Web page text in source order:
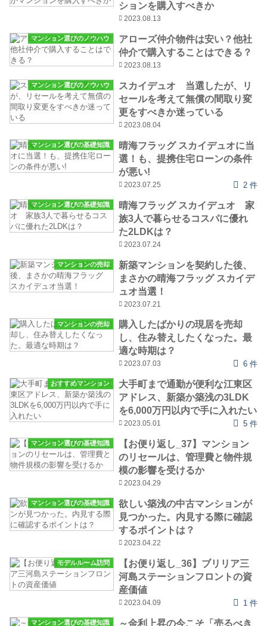
ションを購入すべきか
2023.08.13
マンション選びのノウハウ
アローズ仲介物件は安い？他社
仲介で購入することはできる？
2023.08.13
マンション選びのノウハウ
スカイデュオ 当選したが、リ
セールを考えて無償の間取り変
更をすべきか迷っている
2023.08.04
マンション選びの基礎知識
晴海フラッグ スカイデュオに当
選！も、提携住宅ローンの条件
が悪い!
2023.07.25 2 件
マンション選びの基礎知識
晴海フラッグ スカイデュオ 家
族3人で暮らせるコスパに優れ
た2LDKは？
2023.07.24
マンションの売却
新築マンションを契約した後、
まさかの晴海フラッグ スカイデ
ュオ当選！
2023.07.21
マンションの売却
購入したばかりの現居を売却
し、住み替えしたくなった。最
適な時期は？
2023.07.03 6 件
おすすめマンション
大手町まで通勤が便利な江東区
アドレス、新築か築浅の3LDK
を6,000万円以内で手に入れたい
2023.05.01 5 件
マンション選びの基礎知識
【お便り返し_37】マンション
のリセールは、管理費と物件規
模の影響を受けるか
2023.04.29
マンション選びの基礎知識
欲しい築浅の中古マンションが
見つかった。内見する際に確認
するポイントは？
2023.04.22
モデルルーム訪問
【お便り返し_36】ブリリア三
河島ステーションフロントの資
産価値
2023.04.09 1 件
マンション選びの基礎知識 ～金利上昇の今こそ「売るべき